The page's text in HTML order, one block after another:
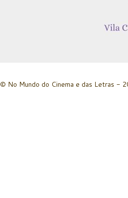
© No Mundo do Cinema e das Letras -